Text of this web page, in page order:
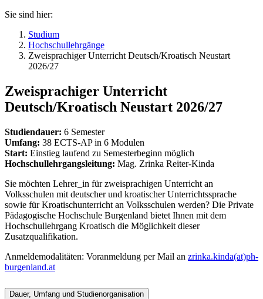
Sie sind hier:
Studium
Hochschullehrgänge
Zweisprachiger Unterricht Deutsch/Kroatisch Neustart
2026/27
Zweisprachiger Unterricht
Deutsch/Kroatisch Neustart 2026/27
Studiendauer: 6 Semester
Umfang: 38 ECTS-AP in 6 Modulen
Start: Einstieg laufend zu Semesterbeginn möglich
Hochschullehrgangsleitung: Mag. Zrinka Reiter-Kinda
Sie möchten Lehrer_in für zweisprachigen Unterricht an
Volksschulen mit deutscher und kroatischer Unterrichtssprache
sowie für Kroatischunterricht an Volksschulen werden? Die Private
Pädagogische Hochschule Burgenland bietet Ihnen mit dem
Hochschullehrgang Kroatisch die Möglichkeit dieser
Zusatzqualifikation.
Anmeldemodalitäten: Voranmeldung per Mail an zrinka.kinda(at)ph-
burgenland.at
Dauer, Umfang und Studienorganisation